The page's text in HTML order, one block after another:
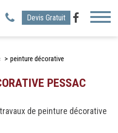
Devis Gratuit
Toggle
peinture décorative
PESSAC
de peinture décorative